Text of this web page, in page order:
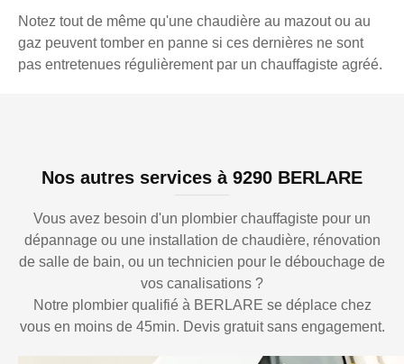
Notez tout de même qu'une chaudière au mazout ou au
gaz peuvent tomber en panne si ces dernières ne sont
pas entretenues régulièrement par un chauffagiste agréé.
Nos autres services à 9290 BERLARE
Vous avez besoin d'un plombier chauffagiste pour un
dépannage ou une installation de chaudière, rénovation
de salle de bain, ou un technicien pour le débouchage de
vos canalisations ?
Notre plombier qualifié à BERLARE se déplace chez
vous en moins de 45min. Devis gratuit sans engagement.